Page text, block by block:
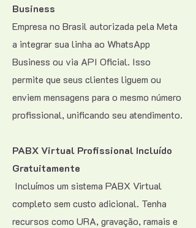
Business
Empresa no Brasil autorizada pela Meta
a integrar sua linha ao WhatsApp
Business ou via API Oficial. Isso
permite que seus clientes liguem ou
enviem mensagens para o mesmo número
profissional, unificando seu atendimento.
PABX Virtual Profissional Incluído
Gratuitamente
Incluímos um sistema PABX Virtual
completo sem custo adicional. Tenha
recursos como URA, gravação, ramais e